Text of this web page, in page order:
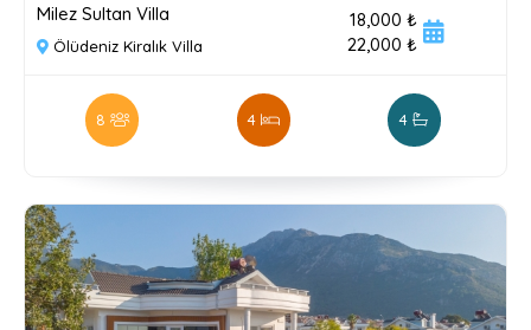
Milez Sultan Villa
Ölüdeniz Kiralık Villa
18,000 ₺
22,000 ₺
8 4 4